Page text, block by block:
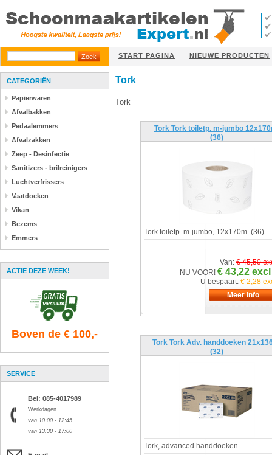
START PAGINA NIEUWE PRODUCTEN
CATEGORIËN
Papierwaren
Afvalbakken
Pedaalemmers
Afvalzakken
Zeep - Desinfectie
Sanitizers - brilreinigers
Luchtverfrissers
Vaatdoeken
Vikan
Bezems
Emmers
ACTIE DEZE WEEK!
Boven de € 100,-
SERVICE
Bel: 085-4017989
Werkdagen
van 10:00 - 12:45
van 13:30 - 17:00
Tork
Tork
Tork Tork toiletp. m-jumbo
(36)
Tork toiletp. m-jumbo, 12x170m. (36)
Van: € 45,50
NU VOOR! € 43,22
U bespaart: € 2,28
Tork Tork Adv. handdoeken
(32)
Tork, advanced handdoeken